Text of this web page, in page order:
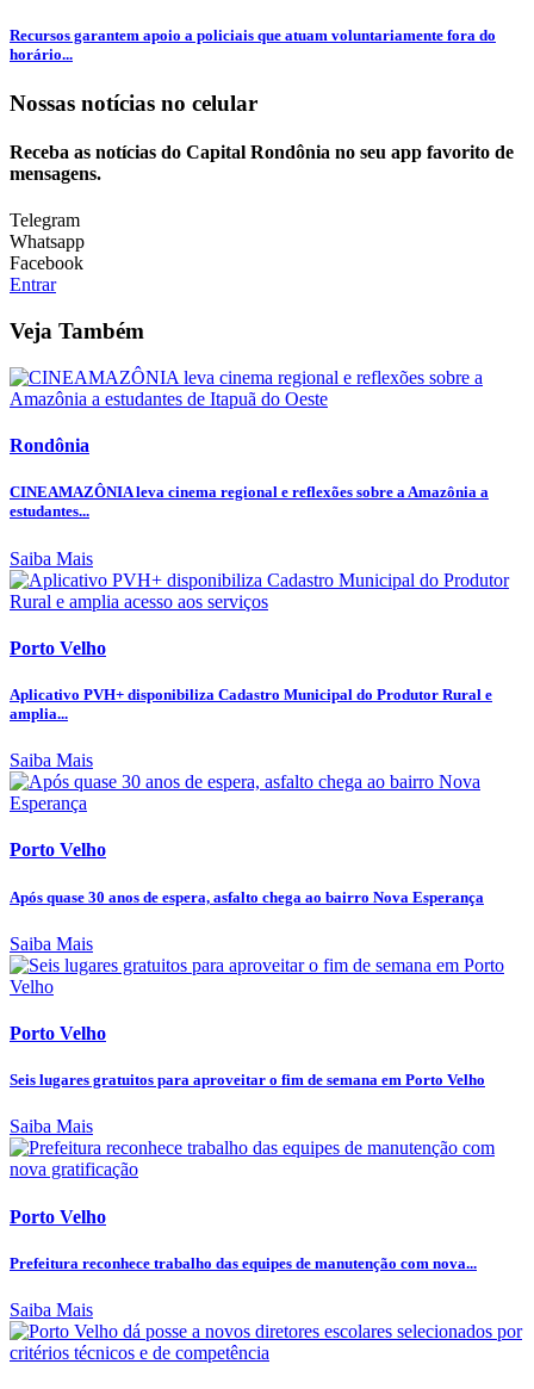
Recursos garantem apoio a policiais que atuam voluntariamente fora do
horário...
Nossas notícias no celular
Receba as notícias do Capital Rondônia no seu app favorito de
mensagens.
Telegram
Whatsapp
Facebook
Entrar
Veja Também
Rondônia
CINEAMAZÔNIA leva cinema regional e reflexões sobre a Amazônia a
estudantes...
Saiba Mais
Porto Velho
Aplicativo PVH+ disponibiliza Cadastro Municipal do Produtor Rural e
amplia...
Saiba Mais
Porto Velho
Após quase 30 anos de espera, asfalto chega ao bairro Nova Esperança
Saiba Mais
Porto Velho
Seis lugares gratuitos para aproveitar o fim de semana em Porto Velho
Saiba Mais
Porto Velho
Prefeitura reconhece trabalho das equipes de manutenção com nova...
Saiba Mais